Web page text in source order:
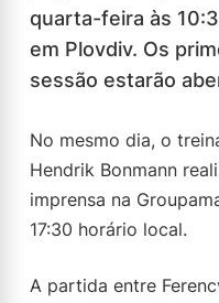
quarta-feira às
em Plovdiv. Os
sessão estarão
No mesmo dia, o
Hendrik Bonmann
imprensa na
17:30 horário local.
A partida entre